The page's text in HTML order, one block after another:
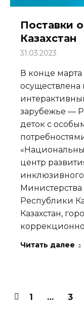
Поставки
Казахстан
31.03.2023
В конце
осуществлена
зарубежье —
деток с
центр
Республики
Казахстан,
Читать далее
1 … 3